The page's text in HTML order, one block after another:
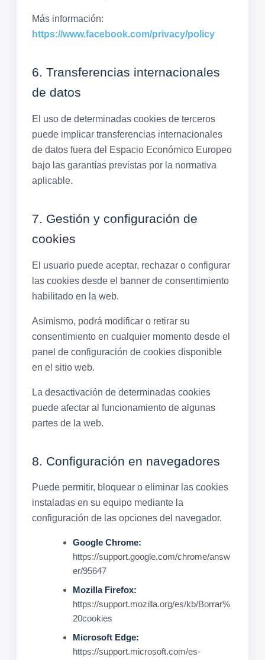
Más información:
https://www.facebook.com/privacy/policy
6. Transferencias internacionales
de datos
El uso de determinadas cookies de terceros
puede implicar transferencias internacionales
de datos fuera del Espacio Económico Europeo
bajo las garantías previstas por la normativa
aplicable.
7. Gestión y configuración de
cookies
El usuario puede aceptar, rechazar o configurar
las cookies desde el banner de consentimiento
habilitado en la web.
Asimismo, podrá modificar o retirar su
consentimiento en cualquier momento desde el
panel de configuración de cookies disponible
en el sitio web.
La desactivación de determinadas cookies
puede afectar al funcionamiento de algunas
partes de la web.
8. Configuración en navegadores
Puede permitir, bloquear o eliminar las cookies
instaladas en su equipo mediante la
configuración de las opciones del navegador.
Google Chrome:
https://support.google.com/chrome/answ
er/95647
Mozilla Firefox:
https://support.mozilla.org/es/kb/Borrar%
20cookies
Microsoft Edge:
https://support.microsoft.com/es-